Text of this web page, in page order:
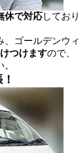
休で対応しており
、ゴールデンウィ
つけますので、